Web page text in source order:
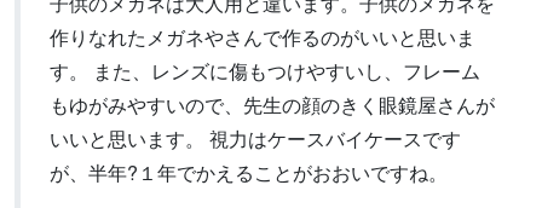
作りなれたメガネやさんで作るのがいいと思いま
す。 また、レンズに傷もつけやすいし、フレーム
もゆがみやすいので、先生の顔のきく眼鏡屋さんが
いいと思います。 視力はケースバイケースです
が、半年?１年でかえることがおおいですね。